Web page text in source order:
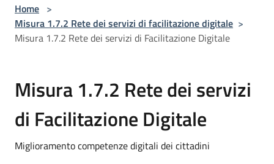
Home >
Misura 1.7.2 Rete dei servizi di facilitazione digitale >
Misura 1.7.2 Rete dei servizi di Facilitazione Digitale
Misura 1.7.2 Rete dei servizi
di Facilitazione Digitale
Miglioramento competenze digitali dei cittadini